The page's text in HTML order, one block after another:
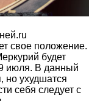
свое положение.
будет
июля. В данный
но ухудшатся
себя следует с